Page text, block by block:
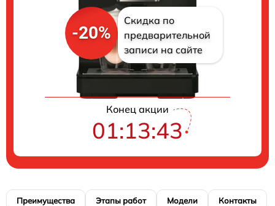
-20%
Скидка по
предварительной
записи на сайте
Конец акции
01:13:43
Преимущества Этапы работ Модели Контакты